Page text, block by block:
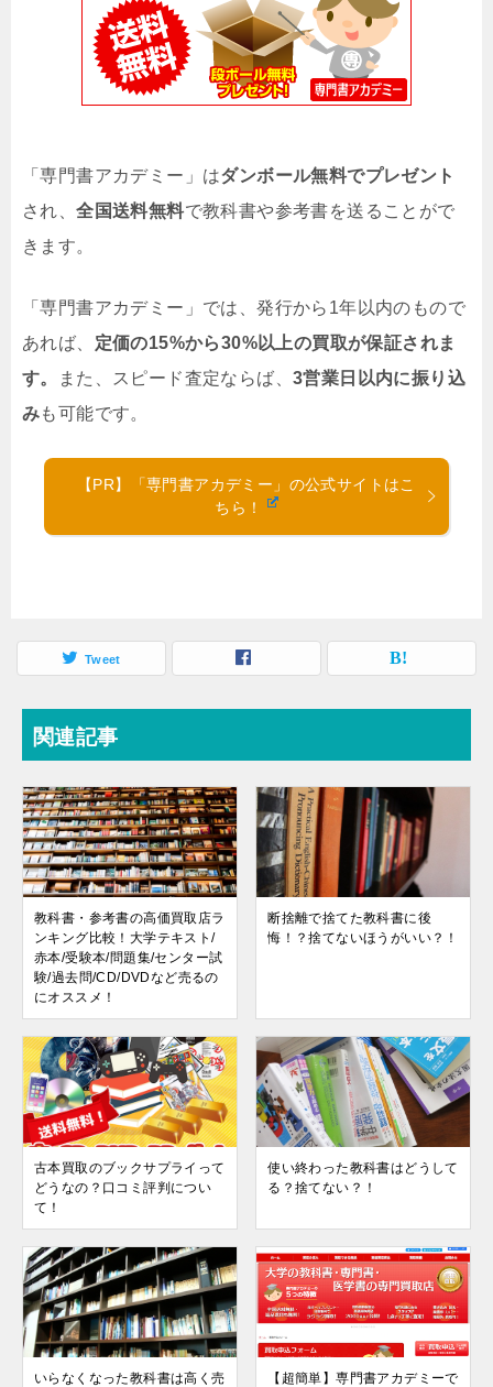
「専門書アカデミー」はダンボール無料でプレゼント
され、全国送料無料で教科書や参考書を送ることがで
きます。
「専門書アカデミー」では、発行から1年以内のもので
あれば、 定価の15%から30%以上の買取が保証されま
す。
また、スピード査定ならば、3営業日以内に振り込
みも可能です。
【PR】「専門書アカデミー」の公式サイトはこ
ちら！
Tweet
関連記事
教科書・参考書の高価買取店ラ
ンキング比較！大学テキスト/
赤本/受験本/問題集/センター試
験/過去問/CD/DVDなど売るの
にオススメ！
断捨離で捨てた教科書に後
悔！？捨てないほうがいい？！
古本買取のブックサプライって
どうなの？口コミ評判につい
て！
使い終わった教科書はどうして
る？捨てない？！
いらなくなった教科書は高く売
【超簡単】専門書アカデミーで